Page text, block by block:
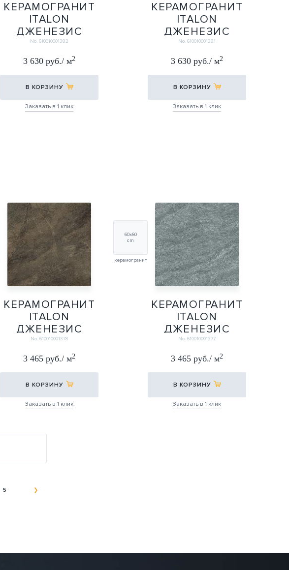
КЕРАМОГРАНИТ
ITALON
ДЖЕНЕЗИС
ЮПИТЕР
СИЛВЕР 30Х60
30Х60
No. 610010001382
3 630 руб./ м2
В КОРЗИНУ
Заказать в 1 клик
КЕРАМОГРАНИТ
ITALON
ДЖЕНЕЗИС
САТУРН ГРЭЙ
30Х60
30Х60
No. 610010001381
3 630 руб./ м2
В КОРЗИНУ
Заказать в 1 клик
КЕРАМОГРАНИТ
ITALON
ДЖЕНЕЗИС
МЕРКУРИ БРАУН
60Х60
60Х60
No. 610010001378
3 465 руб./ м2
В КОРЗИНУ
Заказать в 1 клик
60х60
cm
керамогранит
КЕРАМОГРАНИТ
ITALON
ДЖЕНЕЗИС
ЮПИТЕР
СИЛВЕР 60Х60
60Х60
No. 610010001377
3 465 руб./ м2
В КОРЗИНУ
Заказать в 1 клик
5